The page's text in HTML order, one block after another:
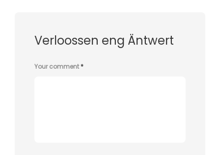
Verloossen eng Äntwert
Your comment*